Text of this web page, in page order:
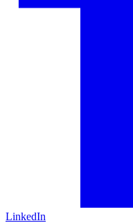
LinkedIn